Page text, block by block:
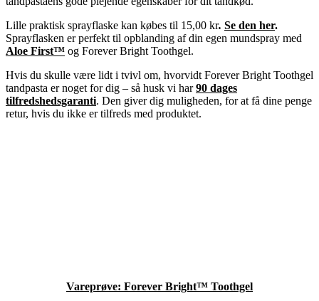
Lille praktisk sprayflaske kan købes til 15,00 kr. Se den her.
Sprayflasken er perfekt til opblanding af din egen mundspray med
Aloe First™ og Forever Bright Toothgel.
Hvis du skulle være lidt i tvivl om, hvorvidt Forever Bright Toothgel
tandpasta er noget for dig – så husk vi har 90 dages
tilfredshedsgaranti. Den giver dig muligheden, for at få dine penge
retur, hvis du ikke er tilfreds med produktet.
Vareprøve: Forever Bright™ Toothgel